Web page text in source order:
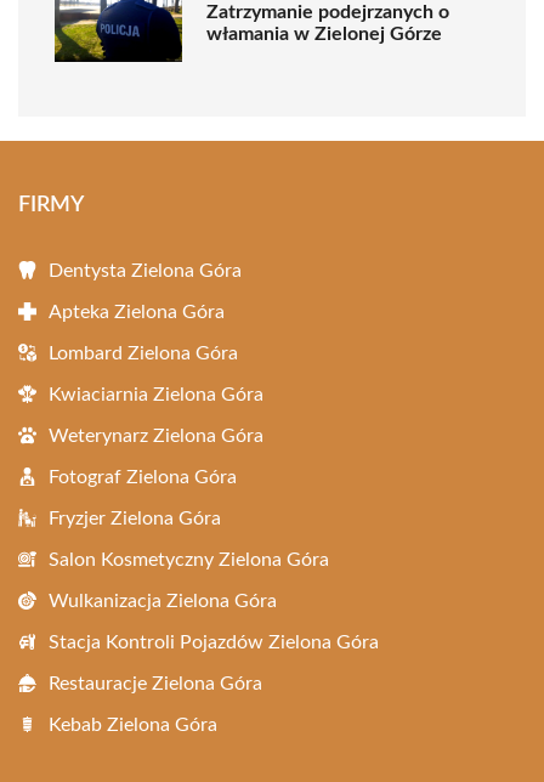
Zatrzymanie podejrzanych o
włamania w Zielonej Górze
FIRMY
Dentysta Zielona Góra
Apteka Zielona Góra
Lombard Zielona Góra
Kwiaciarnia Zielona Góra
Weterynarz Zielona Góra
Fotograf Zielona Góra
Fryzjer Zielona Góra
Salon Kosmetyczny Zielona Góra
Wulkanizacja Zielona Góra
Stacja Kontroli Pojazdów Zielona Góra
Restauracje Zielona Góra
Kebab Zielona Góra